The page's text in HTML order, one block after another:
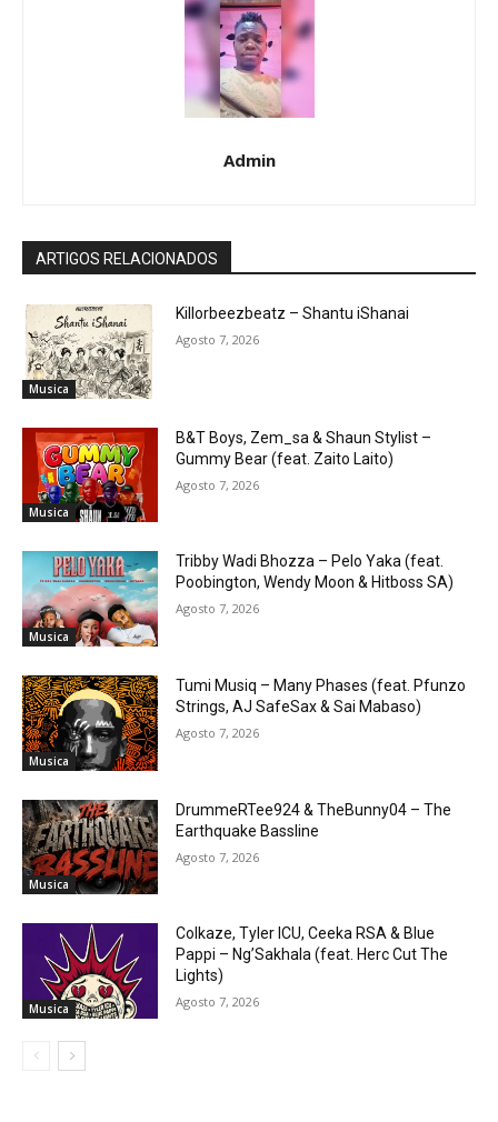
Admin
ARTIGOS RELACIONADOS
Musica
Killorbeezbeatz – Shantu iShanai
Agosto 7, 2026
Musica
B&T Boys, Zem_sa & Shaun Stylist –
Gummy Bear (feat. Zaito Laito)
Agosto 7, 2026
Musica
Tribby Wadi Bhozza – Pelo Yaka (feat.
Poobington, Wendy Moon & Hitboss SA)
Agosto 7, 2026
Musica
Tumi Musiq – Many Phases (feat. Pfunzo
Strings, AJ SafeSax & Sai Mabaso)
Agosto 7, 2026
Musica
DrummeRTee924 & TheBunny04 – The
Earthquake Bassline
Agosto 7, 2026
Musica
Colkaze, Tyler ICU, Ceeka RSA & Blue
Pappi – Ng’Sakhala (feat. Herc Cut The
Lights)
Agosto 7, 2026